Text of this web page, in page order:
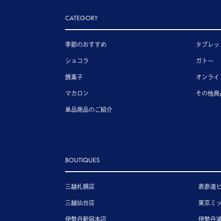
CATEGORY
季節のおすすめ
ショコラ
焼菓子
マカロン
単品商品のご紹介
タブレッ
ガトー
オンラ
その他商
BOUTIQUES
三越札幌店
三越仙台店
伊勢丹新宿本店
表参道
東京ミ
伊勢丹